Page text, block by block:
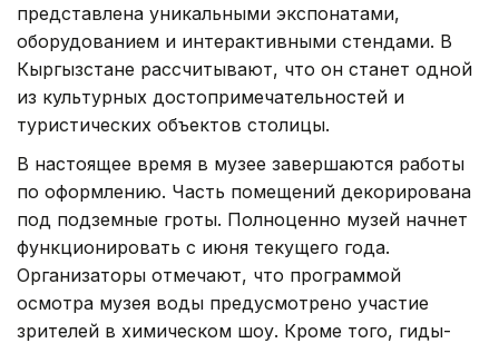
представлена уникальными экспонатами,
оборудованием и интерактивными стендами. В
Кыргызстане рассчитывают, что он станет одной
из культурных достопримечательностей и
туристических объектов столицы.
В настоящее время в музее завершаются работы
по оформлению. Часть помещений декорирована
под подземные гроты. Полноценно музей начнет
функционировать с июня текущего года.
Организаторы отмечают, что программой
осмотра музея воды предусмотрено участие
зрителей в химическом шоу. Кроме того, гиды-